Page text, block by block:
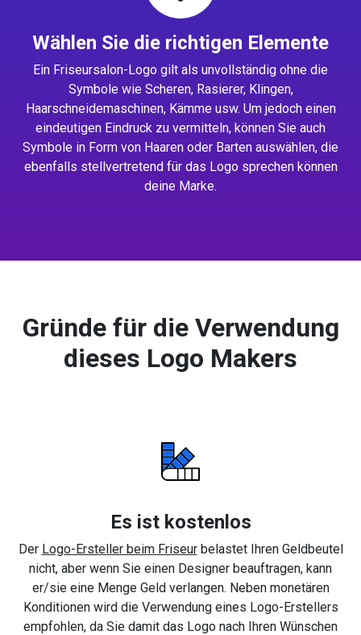
Wählen Sie die richtigen Elemente
Ein Friseursalon-Logo gilt als unvollständig ohne die
Symbole wie Scheren, Rasierer, Klingen,
Haarschneidemaschinen, Kämme usw. Um jedoch einen
eindeutigen Eindruck zu vermitteln, können Sie auch
Symbole in Form von Haaren oder Barten auswählen, die
ebenfalls stellvertretend für das Logo sprechen können
deine Marke.
Gründe für die Verwendung
dieses Logo Makers
Es ist kostenlos
Der Logo-Ersteller beim Friseurbelastet Ihren Geldbeutel
nicht, aber wenn Sie einen Designer beauftragen, kann
er/sie eine Menge Geld verlangen. Neben monetären
Konditionen wird die Verwendung eines Logo-Erstellers
empfohlen, da Sie damit das Logo nach Ihren Wünschen